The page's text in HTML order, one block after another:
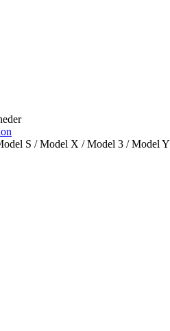
S / Model X / Model 3 / Model Y